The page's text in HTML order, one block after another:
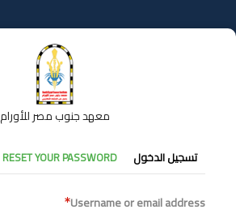
إلى
المحتوى
معهد جنوب مصر للأورام
التبويبات
الأساسية
تسجيل الدخول RESET YOUR PASSWORD
Username or email address